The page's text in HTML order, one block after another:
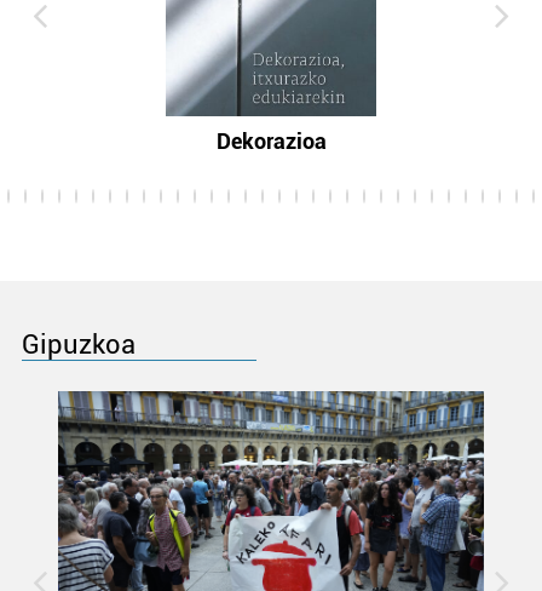
Dekorazioa
Gipuzkoa